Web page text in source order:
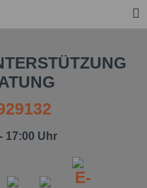
17:00 Uhr